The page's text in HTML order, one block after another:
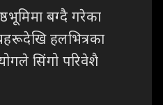
बग्दै गरेका
हलभित्रका
सिंगो परिवेशै